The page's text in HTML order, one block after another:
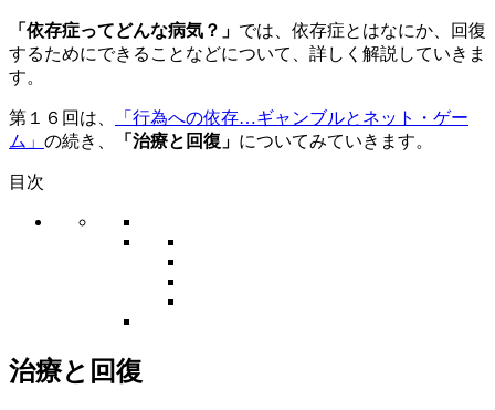
「依存症ってどんな病気？」 では、依存症とはなにか、回復
するためにできることなどについて、詳しく解説していきま
す。
第１６回は、
「行為への依存…ギャンブルとネット・ゲー
ム」 の続き、 「治療と回復」 についてみていきます。
目次
治療と回復